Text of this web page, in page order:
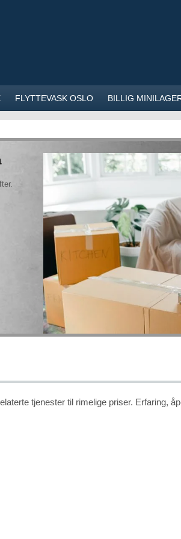
FLYTTEVASK OSLO BILLIG
tjenester til rimelige priser. Erfaring,